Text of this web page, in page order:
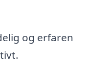
og erfaren